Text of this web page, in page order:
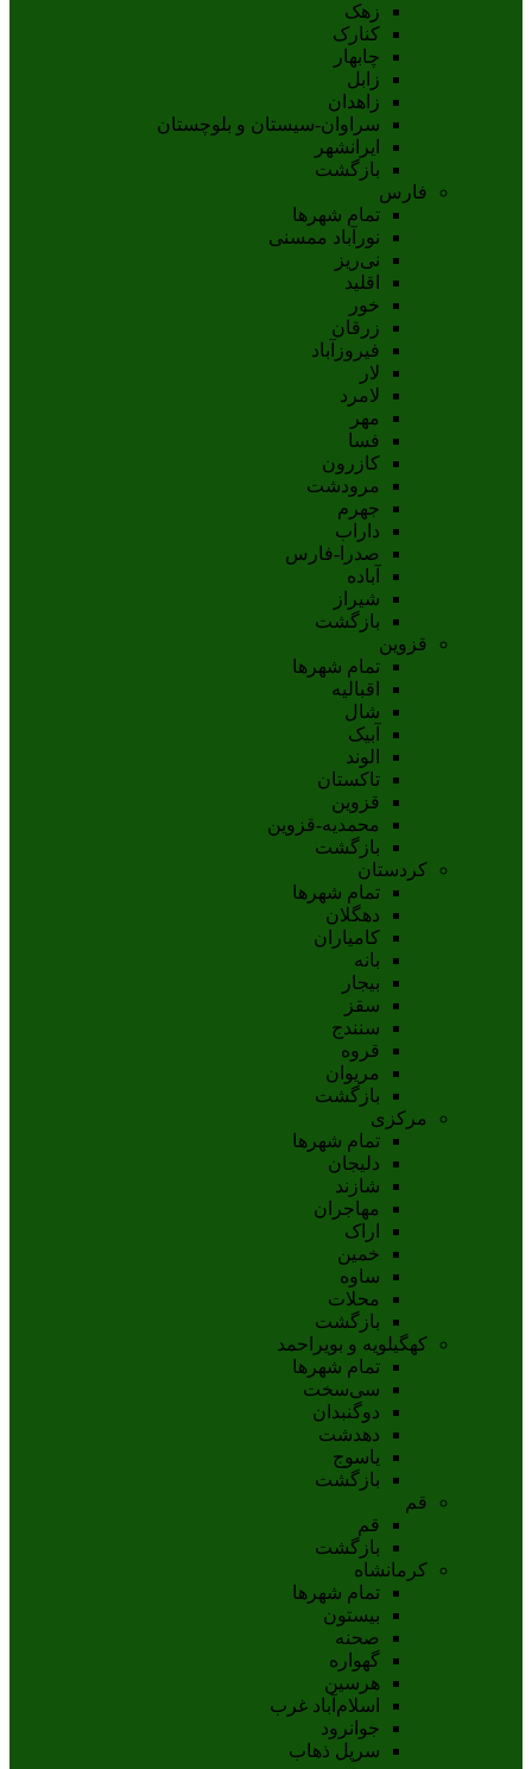
زهک
کنارک
چابهار
زابل
زاهدان
سراوان-سيستان و بلوچستان
ايرانشهر
بازگشت
فارس
تمام شهر‌ها
نورآباد ممسنی
نی‌ریز
اقلید
خور
زرقان
فیروزآباد
لار
لامرد
مهر
فسا
کازرون
مرودشت
جهرم
داراب
صدرا-فارس
آباده
شيراز
بازگشت
قزوین
تمام شهر‌ها
اقبالیه
شال
آبيک
الوند
تاکستان
قزوين
محمديه-قزوين
بازگشت
کردستان
تمام شهر‌ها
دهگلان
کامیاران
بانه
بيجار
سقز
سنندج
قروه
مريوان
بازگشت
مرکزی
تمام شهر‌ها
دلیجان
شازند
مهاجران
اراک
خمين
ساوه
محلات
بازگشت
کهگیلویه و بویراحمد
تمام شهر‌ها
سی‌سخت
دوگنبدان
دهدشت
ياسوج
بازگشت
قم
قم
بازگشت
کرمانشاه
تمام شهر‌ها
بیستون
صحنه
گهواره
هرسین
اسلام‌‌آباد غرب
جوانرود
سرپل ذهاب